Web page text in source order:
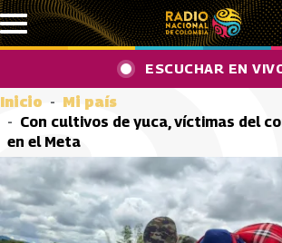
Pasar al contenido principal
ESCUCHAR EN
Inicio
Mi país
Con cultivos de yuca, víctimas del
en el Meta